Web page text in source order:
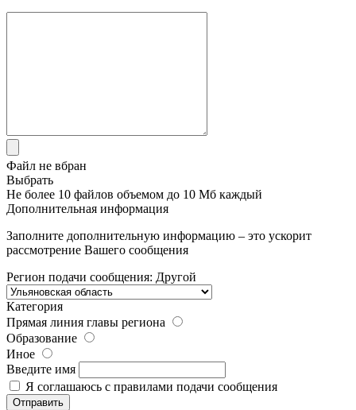
Файл не вбран
Выбрать
Не более 10 файлов объемом до 10 Мб каждый
Дополнительная информация
Заполните дополнительную информацию – это ускорит
рассмотрение Вашего сообщения
Регион подачи сообщения: Другой
Категория
Прямая линия главы региона
Образование
Иное
Введите имя
Я соглашаюсь с правилами подачи сообщения